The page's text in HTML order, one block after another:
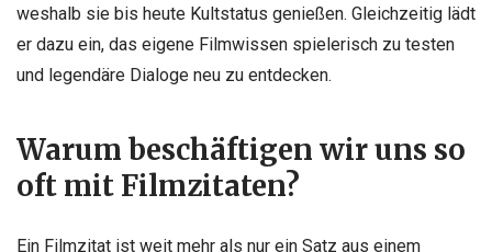
weshalb sie bis heute Kultstatus genießen. Gleichzeitig lädt
er dazu ein, das eigene Filmwissen spielerisch zu testen
und legendäre Dialoge neu zu entdecken.
Warum beschäftigen wir uns so
oft mit Filmzitaten?
Ein Filmzitat ist weit mehr als nur ein Satz aus einem